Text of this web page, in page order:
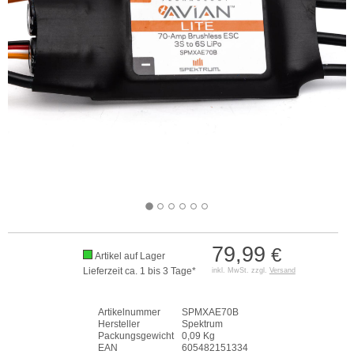
79,99 €
inkl. MwSt. zzgl. Versand
Artikel auf Lager
Lieferzeit ca. 1 bis 3 Tage*
Artikelnummer
SPMXAE70B
Hersteller
Spektrum
Packungsgewicht
0,09 Kg
EAN
605482151334